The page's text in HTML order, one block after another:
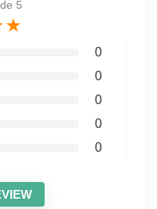
5
★
0
0
0
0
0